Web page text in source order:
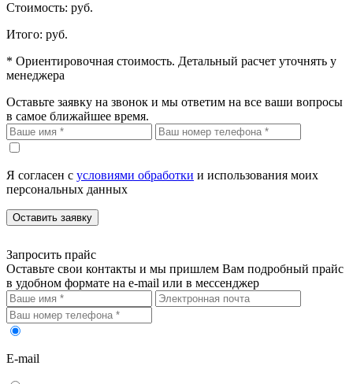
Стоимость: руб.
Итого: руб.
* Ориентировочная стоимость. Детальный расчет уточнять у
менеджера
Оставьте заявку на звонок и мы ответим на все ваши вопросы
в самое ближайшее время.
Я согласен с условиями обработки и использования моих
персональных данных
Оставить заявку
Запросить прайс
Оставьте свои контакты и мы пришлем Вам подробный прайс
в удобном формате на e-mail или в мессенджер
E-mail